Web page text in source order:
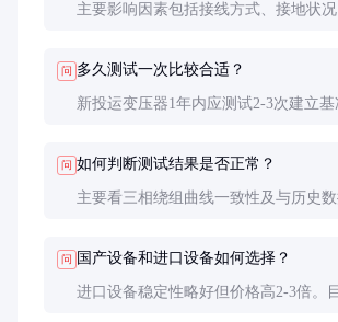
主要影响因素包括接线方式、接地状
问 多久测试一次比较合适？
新投运变压器1年内应测试2-3次建立
问 如何判断测试结果是否正常？
主要看三相绕组曲线一致性及与历史
问 国产设备和进口设备如何选择？
进口设备稳定性略好但价格高2-3倍。